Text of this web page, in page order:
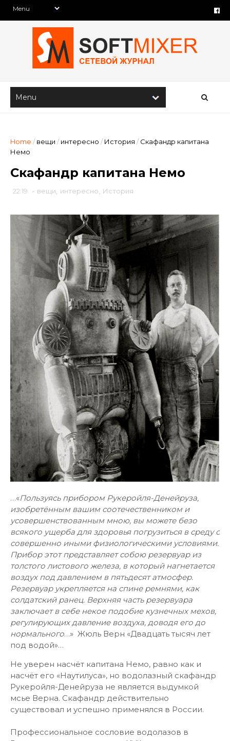
Home / вещи / интересно / История / Скафандр капитана
Немо
Скафандр капитана Немо
22:19 - вещи интересно История
…«Пользуясь прибором Рукеройля-Денейруза,
изобретённым вашим соотечественником и
усовершенствованным мною, вы можете безо
всякого ущерба для здоровья погрузиться в среду с
совершенно иными физиологическими условиями.
Прибор этот представляет собою резервуар из
толстого листового железа, в который нагнетается
воздух под давлением в пятьдесят атмосфер.
Резервуар укрепляется на спине ремнями, как
солдатский ранец. Верхняя часть резервуара
заключает в себе некое подобие кузнечных мехов,
регулирующих давление воздуха, доводя его до
нормального…» Жюль Верн «Двадцать тысяч лет
под водой»…
Не уверен насчёт капитана Немо, равно как и
насчёт его «Наутилуса», но водолазный скафандр
Рукеройля-Денейруза не является выдумкой
мсье Верна. Скафандр действительно
существовал и успешно применялся в России.
Профессиональное сословие водолазов в